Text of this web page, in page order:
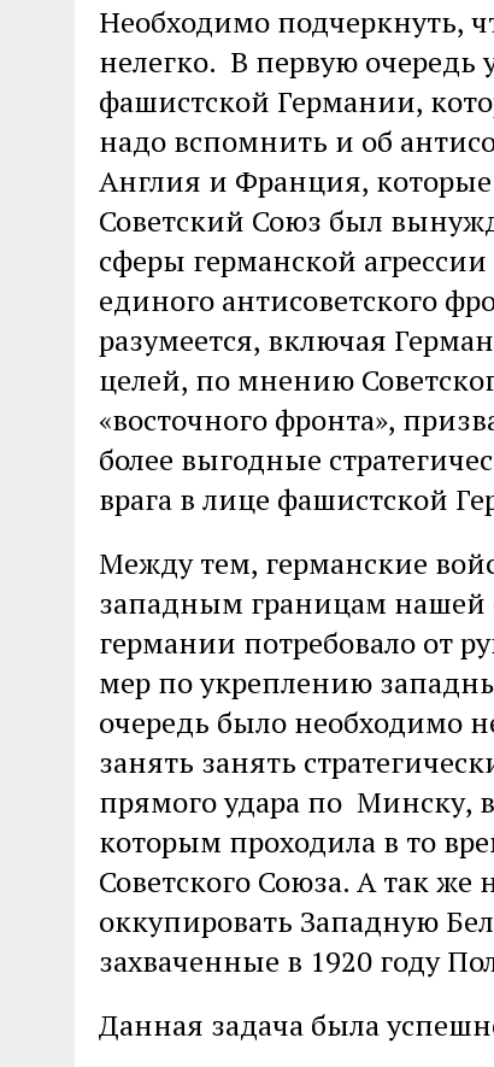
Необходимо подчеркнуть,
нелегко. В первую очередь
фашистской Германии,
надо вспомнить и об
Англия и Франция,
Советский Союз был
сферы германской
единого антисоветского
разумеется, включая
целей, по мнению
«восточного фронта»,
более выгодные
врага в лице фашистской
Между тем, германские
западным границам нашей
германии потребовало от
мер по укреплению
очередь было необходимо
занять занять
прямого удара по Минску,
которым проходила в то
Советского Союза. А так
оккупировать Западную
захваченные в 1920 году
Данная задача была